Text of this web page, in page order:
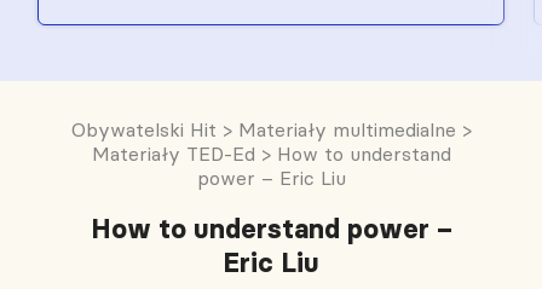
Obywatelski Hit > Materiały multimedialne >
Materiały TED-Ed > How to understand
power – Eric Liu
How to understand power –
Eric Liu